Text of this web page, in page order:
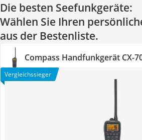
Die besten Seefunkgeräte:
Wählen Sie Ihren
aus der Bestenliste.
Compass Handfunkgerät CX-
Vergleichssieger